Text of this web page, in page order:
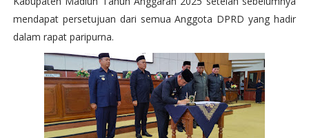
mendapat persetujuan dari semua Anggota DPRD yang hadir
dalam rapat paripurna.